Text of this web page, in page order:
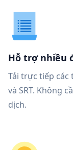
Hỗ trợ nhiều
Tải trực tiếp các
và SRT. Không
dịch.